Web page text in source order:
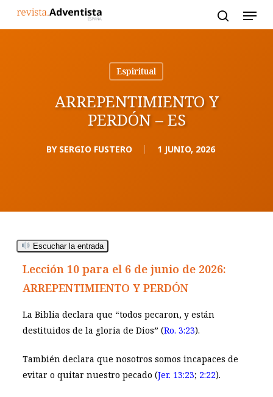
Espiritual
ARREPENTIMIENTO Y
PERDÓN – ES
BY SERGIO FUSTERO 1 JUNIO, 2026
Escuchar la entrada
Lección 10 para el 6 de junio de 2026:
ARREPENTIMIENTO Y PERDÓN
La Biblia declara que “todos pecaron, y están
destituidos de la gloria de Dios” (Ro. 3:23).
También declara que nosotros somos incapaces de
evitar o quitar nuestro pecado (Jer. 13:23; 2:22).